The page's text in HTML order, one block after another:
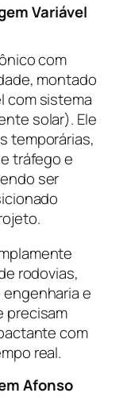
Variável
com
montado
com sistema
solar). Ele
temporárias,
tráfego e
ser
rodovias,
e
precisam
com
real.
Afonso